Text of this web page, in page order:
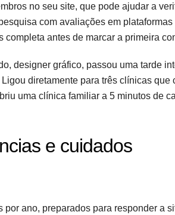
no seu site, que pode ajudar a
com avaliações em plataformas
antes de marcar a primeira
designer gráfico, passou uma tarde
diretamente para três clínicas que
uma clínica familiar a 5 minutos de
e cuidados
ano, preparados para responder a